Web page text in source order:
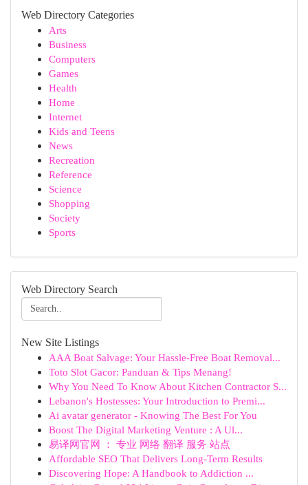
Web Directory Categories
Arts
Business
Computers
Games
Health
Home
Internet
Kids and Teens
News
Recreation
Reference
Science
Shopping
Society
Sports
Web Directory Search
New Site Listings
AAA Boat Salvage: Your Hassle-Free Boat Removal...
Toto Slot Gacor: Panduan & Tips Menang!
Why You Need To Know About Kitchen Contractor S...
Lebanon's Hostesses: Your Introduction to Premi...
Ai avatar generator - Knowing The Best For You
Boost The Digital Marketing Venture : A Ul...
易译网官网 ： 专业 网络 翻译 服务 站点
Affordable SEO That Delivers Long-Term Results
Discovering Hope: A Handbook to Addiction ...